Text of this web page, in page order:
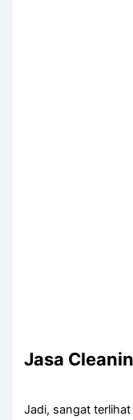
Jasa
Jadi, ѕаngаt